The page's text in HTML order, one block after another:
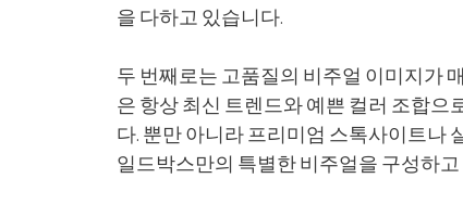
을 다하고 있습니다.
두 번째로는 고품질의 비주얼 이미지가
은 항상 최신 트렌드와 예쁜 컬러 조합으
다. 뿐만 아니라 프리미엄 스톡사이트나
일드박스만의 특별한 비주얼을 구성하고